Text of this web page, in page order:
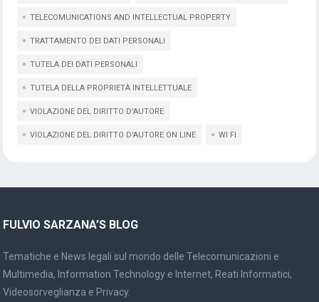
TELECOMUNICATIONS AND INTELLECTUAL PROPERTY
TRATTAMENTO DEI DATI PERSONALI
TUTELA DEI DATI PERSONALI
TUTELA DELLA PROPRIETÀ INTELLETTUALE
VIOLAZIONE DEL DIRITTO D'AUTORE
VIOLAZIONE DEL DIRITTO D'AUTORE ON LINE WI FI
FULVIO SARZANA’S BLOG
Tematiche e News legali sul mondo delle Telecomunicazioni e
Multimedia, Information Technology e Internet, Reati Informatici,
Videosorveglianza e Privacy.